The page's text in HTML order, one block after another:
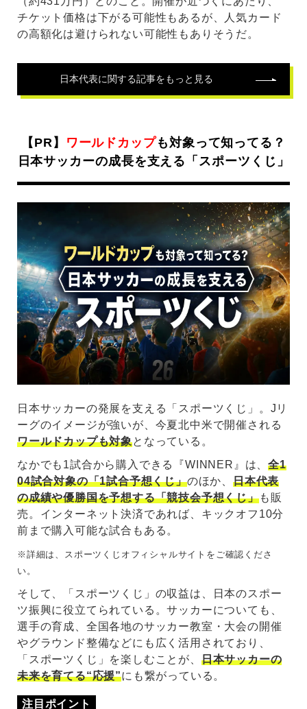
チケット価格は下がる可能性もあるが、人気カード
の高額化は避けられない可能性もありそうだ。
日本代表に関する記事をもっと見る
【PR】 ワールドカップも対象って知ってる？
日本サッカーの成長を支える「スポーツくじ」
日本サッカーの発展を支える「スポーツくじ」。Jリ
ーグのイメージが強いが、今夏北中米で開催される
ワールドカップも対象となっている。
なかでも1試合から購入できる『WINNER』は、全1
04試合対象の「1試合予想くじ」のほか、日本代表
の成績や優勝国を予想する「競技会予想くじ」も販
売。インターネット決済であれば、キックオフ10分
前まで購入可能な試合もある。
※詳細は、スポーツくじオフィシャルサイトをご確認くださ
い。
そして、「スポーツくじ」の収益は、日本のスポー
ツ振興に役立てられている。サッカーについても、
選手の育成、全国各地のサッカー教室・大会の開催
やグラウンド整備などにも広く活用されており、
「スポーツくじ」を楽しむことが、 日本サッカーの
未来を育てる“応援”にも繋がっている。